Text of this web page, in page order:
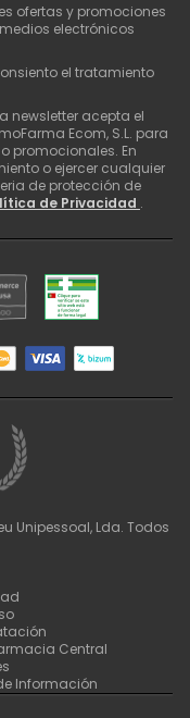
ofertas y promociones
electrónicos
el tratamiento
newsletter acepta el
Ecom, S.L. para
promocionales. En
o ejercer cualquier
de protección de
de Privacidad .
Unipessoal, Lda. Todos
Central
Información